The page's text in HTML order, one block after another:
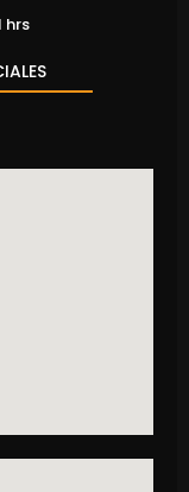
hrs